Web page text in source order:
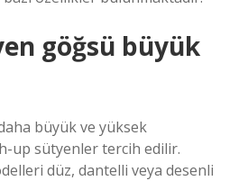
göğsü büyük
büyük ve yüksek
up sütyenler tercih edilir.
düz, dantelli veya desenli